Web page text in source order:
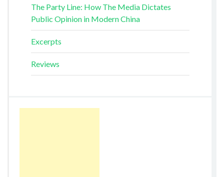
The Party Line: How The Media Dictates
Public Opinion in Modern China
Excerpts
Reviews